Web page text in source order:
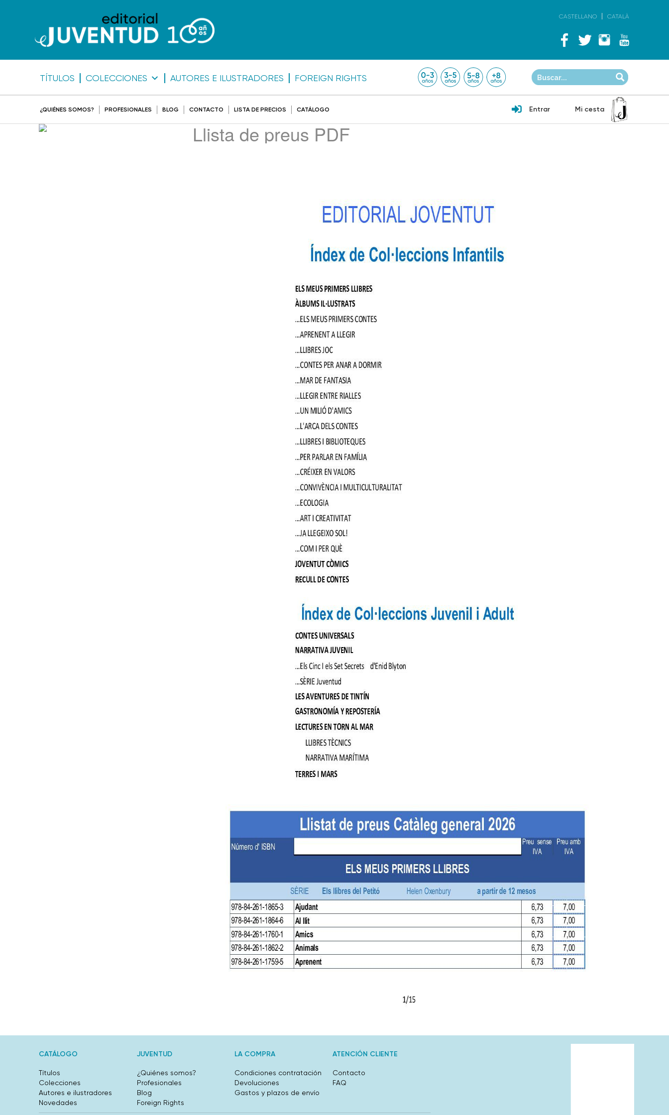
CASTELLANO CATALÀ
TÍTULOS COLECCIONES AUTORES E ILUSTRADORES FOREIGN RIGHTS
¿QUIÉNES SOMOS? PROFESIONALES BLOG CONTACTO LISTA DE PRECIOS CATÁLOGO Entrar Mi cesta
Llista de preus PDF
CATÁLOGO
Títulos
Colecciones
Autores e ilustradores
Novedades
JUVENTUD
¿Quiénes somos?
Profesionales
Blog
Foreign Rights
LA COMPRA
Condiciones contratación
Devoluciones
Gastos y plazos de envío
ATENCIÓN CLIENTE
Contacto
FAQ